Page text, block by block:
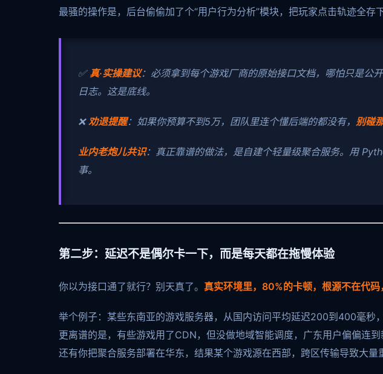
最骚的操作是，后台偷偷加了个“用户行为分析”模块，把玩家点击轨迹全
✅ 真·实操建议：必须拿到每个游戏厂商的原始接口文档，哪怕只是公
日志。这是底线。
❌劝退提醒：如果你预算不到5万，团队里连个懂后端的都没有， 别碰
业内老炮儿共识：真正靠谱的做法，是自建个轻量级聚合服务。用
事。
第二步：延迟不是偶尔卡一下，而是每天都在拖慢体验
你以为接口通了就行？别天真了。 真实环境里，80%的卡顿，根源不在代
举个例子：某些东南亚的游戏服务器，从国内访问平均延迟200到400毫秒
更离谱的是，有些游戏用了CDN，但没做地域智能调度，广东用户偏偏连到
还有你把聚合服务部署在华东，结果某个游戏源在西部，跨区传输导致大